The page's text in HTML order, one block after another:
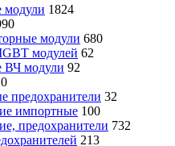
модули 1824
модули 680
модулей 62
ВЧ модули 92
предохранители 32
импортные 100
предохранители 732
213